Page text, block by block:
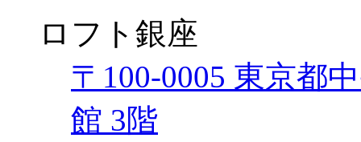
ロフト銀座
〒100-0005 東京都
館 3階